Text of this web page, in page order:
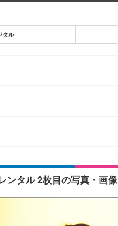
タル
ンタル 2枚目の写真・画像